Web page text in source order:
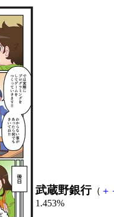
武蔵野銀行（ ＋
1.453%